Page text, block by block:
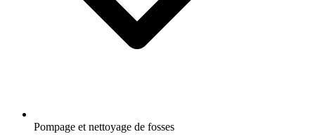
Pompage et nettoyage de fosses